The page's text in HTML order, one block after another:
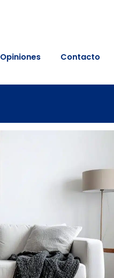
Opiniones Contacto